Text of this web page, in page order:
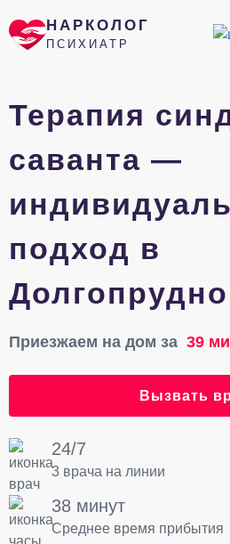
НАРКОЛОГ
ПСИХИАТР
Терапия
саванта —
подход в
Приезжаем на дом за 39
Вызвать
24/7
3 врача на линии
38 минут
Среднее время прибытия